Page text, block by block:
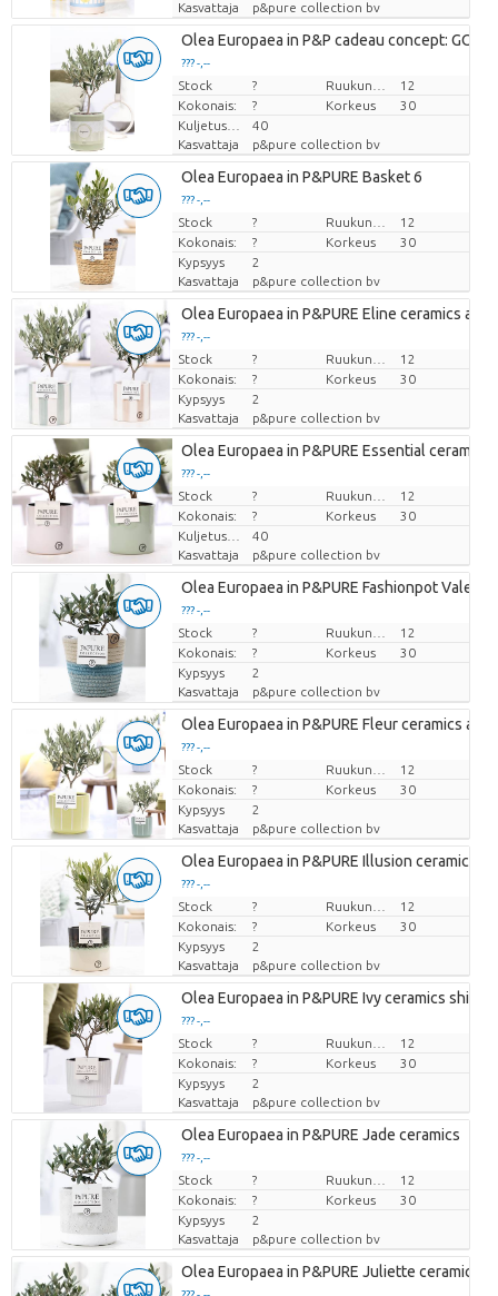
Kasvattaja
p&pure collection bv
Olea Europaea in P&P cadeau concept: GO
??? -,--
Hinta per kappale
Stock ?
12
Kokonais:
? Korkeus
30
Kuljetuskorkeus
40
Kasvattaja
p&pure collection bv
Olea Europaea in P&PURE Basket 6
??? -,--
Hinta per kappale
Stock ?
12
Kokonais:
? Korkeus
30
Kypsyys
2
Kasvattaja
p&pure collection bv
Olea Europaea in P&PURE Eline ceramics ass.
??? -,--
Hinta per kappale
Stock ?
12
Kokonais:
? Korkeus
30
Kypsyys
2
Kasvattaja
p&pure collection bv
Olea Europaea in P&PURE Essential ceramics
??? -,--
Hinta per kappale
Stock ?
12
Kokonais:
? Korkeus
30
Kuljetuskorkeus
40
Kasvattaja
p&pure collection bv
Olea Europaea in P&PURE Fashionpot Valerie
??? -,--
Hinta per kappale
Stock ?
12
Kokonais:
? Korkeus
30
Kypsyys
2
Kasvattaja
p&pure collection bv
Olea Europaea in P&PURE Fleur ceramics ass.
??? -,--
Hinta per kappale
Stock ?
12
Kokonais:
? Korkeus
30
Kypsyys
2
Kasvattaja
p&pure collection bv
Olea Europaea in P&PURE Illusion ceramics
??? -,--
Hinta per kappale
Stock ?
12
Kokonais:
? Korkeus
30
Kypsyys
2
Kasvattaja
p&pure collection bv
Olea Europaea in P&PURE Ivy ceramics shiny
??? -,--
Hinta per kappale
Stock ?
12
Kokonais:
? Korkeus
30
Kypsyys
2
Kasvattaja
p&pure collection bv
Olea Europaea in P&PURE Jade ceramics
??? -,--
Hinta per kappale
Stock ?
12
Kokonais:
? Korkeus
30
Kypsyys
2
Kasvattaja
p&pure collection bv
Olea Europaea in P&PURE Juliette ceramics